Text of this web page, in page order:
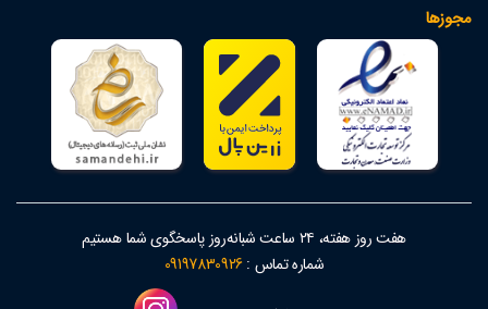
مجوزها
هفت روز هفته، ۲۴ ساعت شبانه‌روز پاسخگوی شما هستیم
شماره تماس :09197830926